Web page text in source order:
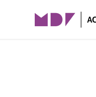
Skip to main content